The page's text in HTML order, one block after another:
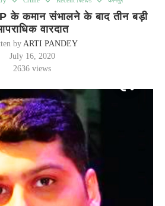
के कमान संभालने के बाद तीन बड़ी
वारदात
by ARTI PANDEY
July 16, 2020
2636 views